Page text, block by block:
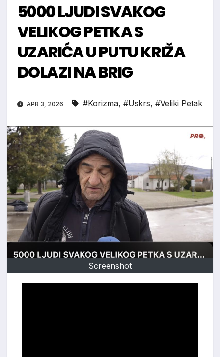
5000 LJUDI SVAKOG
VELIKOG PETKA S
UZARIĆA U PUTU KRIŽA
DOLAZI NA BRIG
APR 3, 2026 #Korizma, #Uskrs, #Veliki Petak
Screenshot